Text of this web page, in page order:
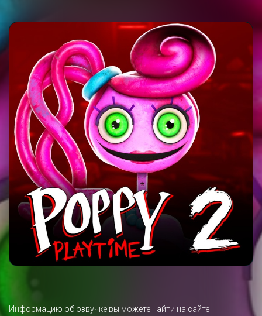
Информацию об озвучке вы можете найти на сайте